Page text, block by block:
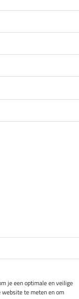
je een optimale en veilige
website te meten en om